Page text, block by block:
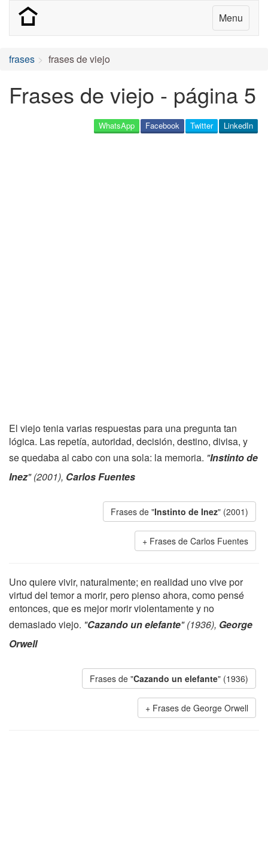
Menu
frases frases de viejo
Frases de viejo - página 5
LinkedIn
Twitter
Facebook
WhatsApp
El viejo tenia varias respuestas para una pregunta tan
lógica. Las repetía, autoridad, decisión, destino, divisa, y
se quedaba al cabo con una sola: la memoria. "Instinto de
Inez" (2001), Carlos Fuentes
Frases de "Instinto de Inez" (2001)
Frases de Carlos Fuentes
Uno quiere vivir, naturalmente; en realidad uno vive por
virtud del temor a morir, pero pienso ahora, como pensé
entonces, que es mejor morir violentamente y no
demasiado viejo. "Cazando un elefante" (1936), George
Orwell
Frases de "Cazando un elefante" (1936)
Frases de George Orwell